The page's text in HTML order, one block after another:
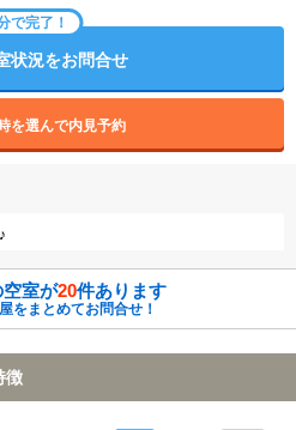
で完了！
状況をお問合せ
を選んで内見予約
空室が20件あります
をまとめてお問合せ！
徴